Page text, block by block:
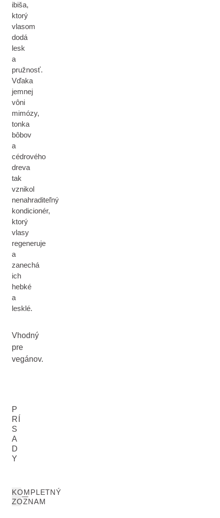
ibiša,
ktorý
vlasom
dodá
lesk
a
pružnosť.
Vďaka
jemnej
vôni
mimózy,
tonka
bôbov
a
cédrového
dreva
tak
vznikol
nenahraditeľný
kondicionér,
ktorý
vlasy
regeneruje
a
zanechá
ich
hebké
a
lesklé.
Vhodný
pre
vegánov.
P
RÍ
S
A
D
Y
KOMPLETNÝ
ZOZNAM